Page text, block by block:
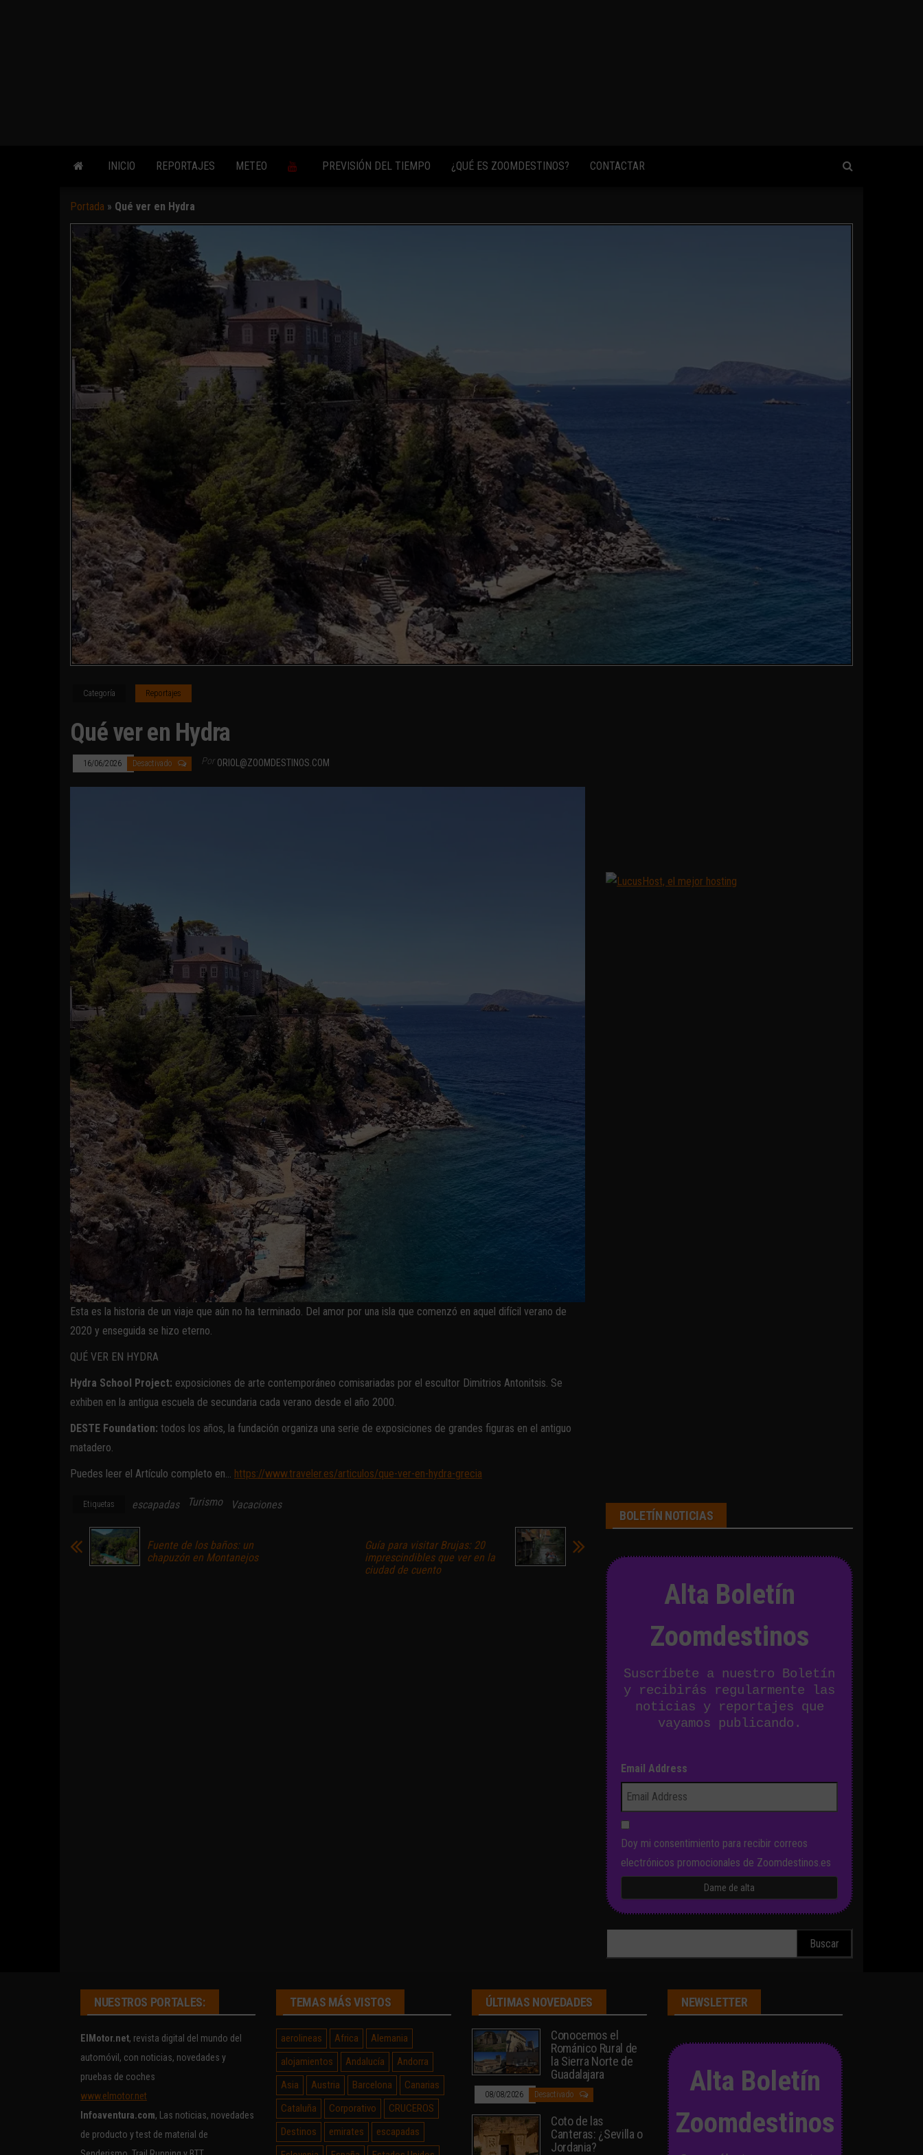
INICIO REPORTAJES METEO PREVISIÓN DEL TIEMPO ¿QUÉ ES ZOOMDESTINOS? CONTACTAR
Portada » Qué ver en Hydra
Categoría Reportajes
Qué ver en Hydra
16/06/2026 Desactivado Por ORIOL@ZOOMDESTINOS.COM
Esta es la historia de un viaje que aún no ha terminado. Del amor por una isla que comenzó en aquel difícil verano de
2020 y enseguida se hizo eterno.
QUÉ VER EN HYDRA
Hydra School Project: exposiciones de arte contemporáneo comisariadas por el escultor Dimitrios Antonitsis. Se
exhiben en la antigua escuela de secundaria cada verano desde el año 2000.
DESTE Foundation: todos los años, la fundación organiza una serie de exposiciones de grandes figuras en el antiguo
matadero.
Puedes leer el Artículo completo en… https://www.traveler.es/articulos/que-ver-en-hydra-grecia
Etiquetas escapadas Turismo Vacaciones
Fuente de los baños: un
chapuzón en Montanejos
Guía para visitar Brujas: 20
imprescindibles que ver en la
ciudad de cuento
BOLETÍN NOTICIAS
Alta Boletín
Zoomdestinos
Suscríbete a nuestro Boletín
y recibirás regularmente las
noticias y reportajes que
vayamos publicando.
Email Address
Doy mi consentimiento para recibir correos
electrónicos promocionales de Zoomdestinos.es
NUESTROS PORTALES:
ElMotor.net, revista digital del mundo del
automóvil, con noticias, novedades y
pruebas de coches
www.elmotor.net
Infoaventura.com, Las noticias, novedades
de producto y test de material de
TEMAS MÁS VISTOS
aerolineas Africa
Alemania
alojamientos
Andalucía
Andorra
Asia
Austria Barcelona
Canarias
Cataluña
Corporativo
CRUCEROS
Destinos
emirates
escapadas
ÚLTIMAS NOVEDADES
Conocemos el
Románico Rural de
la Sierra Norte de
Guadalajara
08/08/2026 Desactivado
Coto de las
Canteras: ¿Sevilla o
Jordania?
NEWSLETTER
Alta Boletín
Zoomdestinos